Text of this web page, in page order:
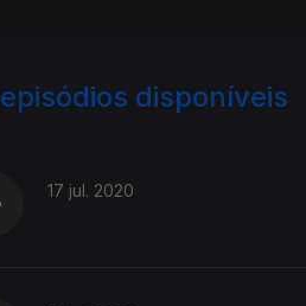
episódios disponíveis
17 jul. 2020